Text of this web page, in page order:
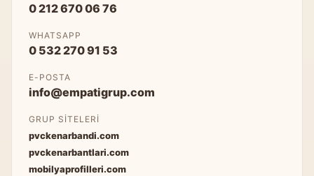
0 212 670 06 76
WHATSAPP
0 532 270 91 53
E-POSTA
info@empatigrup.com
GRUP SITELERI
pvckenarbandi.com
pvckenarbantlari.com
mobilyaprofilleri.com